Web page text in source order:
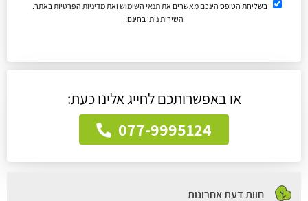
בשליחת הטופס הינכם מאשרים אתתנאי השימוש ואתמדיניות הפרטיותבאתר.
השירות ניתן בחינם!
או באפשרותכם לחייג אלינו כעת:
077-9995124
חוות דעת אחרונות